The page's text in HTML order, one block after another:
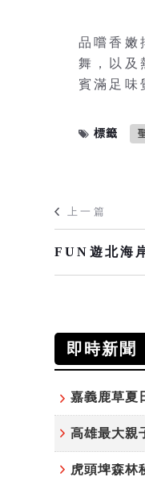
品嚐香嫩
舞，以及
賓滿足味
標籤
上一篇
FUN遊北海
即時新聞